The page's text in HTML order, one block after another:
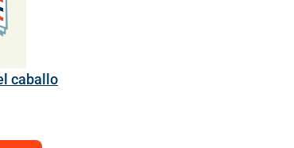
caballo